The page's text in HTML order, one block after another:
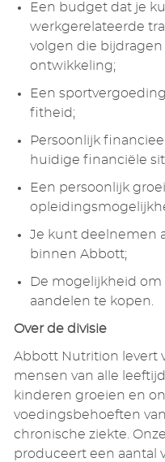
Een budget dat je
werkgerelateerde
volgen die
ontwikkeling;
Een
fitheid;
Persoonlijk
huidige financiële
Een persoonlijk
Je kunt deelnemen
binnen Abbott;
De mogelijkheid
aandelen te kopen.
Over de divisie
Abbott Nutrition levert
mensen van alle
kinderen groeien en
voedingsbehoeften
chronische ziekte.
produceert een aantal